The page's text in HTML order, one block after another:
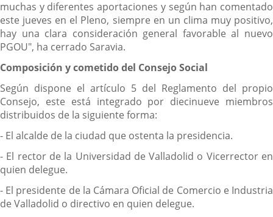
muchas y diferentes aportaciones y según han comentado
este jueves en el Pleno, siempre en un clima muy positivo,
hay una clara consideración general favorable al nuevo
PGOU", ha cerrado Saravia.
Composición y cometido del Consejo Social
Según dispone el artículo 5 del Reglamento del propio
Consejo, este está integrado por diecinueve miembros
distribuidos de la siguiente forma:
- El alcalde de la ciudad que ostenta la presidencia.
- El rector de la Universidad de Valladolid o Vicerrector en
quien delegue.
- El presidente de la Cámara Oficial de Comercio e Industria
de Valladolid o directivo en quien delegue.